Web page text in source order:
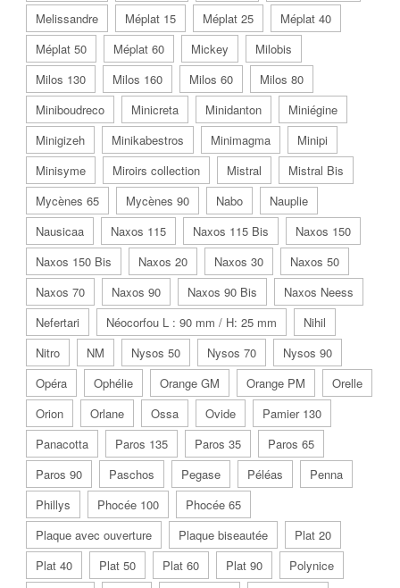
Melissandre
Méplat 15 Méplat 25
Méplat 40
Méplat 50
Méplat 60 Mickey
Milobis
Milos 130
Milos 160 Milos 60
Milos 80
Miniboudreco
Minicreta Minidanton
Miniégine
Minigizeh
Minikabestros Minimagma
Minipi
Minisyme
Miroirs collection Mistral
Mistral Bis
Mycènes 65
Mycènes 90 Nabo
Nauplie
Nausicaa
Naxos 115 Naxos 115 Bis
Naxos 150
Naxos 150 Bis
Naxos 20 Naxos 30
Naxos 50
Naxos 70
Naxos 90 Naxos 90 Bis
Naxos Neess
Nefertari
Néocorfou L : 90 mm / H: 25 mm
Nihil
Nitro
NM Nysos 50 Nysos 70
Nysos 90
Opéra
Ophélie Orange GM Orange PM
Orelle
Orion
Orlane Ossa Ovide
Pamier 130
Panacotta
Paros 135 Paros 35
Paros 65
Paros 90
Paschos Pegase Péléas
Penna
Phillys
Phocée 100
Phocée 65
Plaque avec ouverture
Plaque biseautée
Plat 20
Plat 40
Plat 50 Plat 60 Plat 90
Polynice